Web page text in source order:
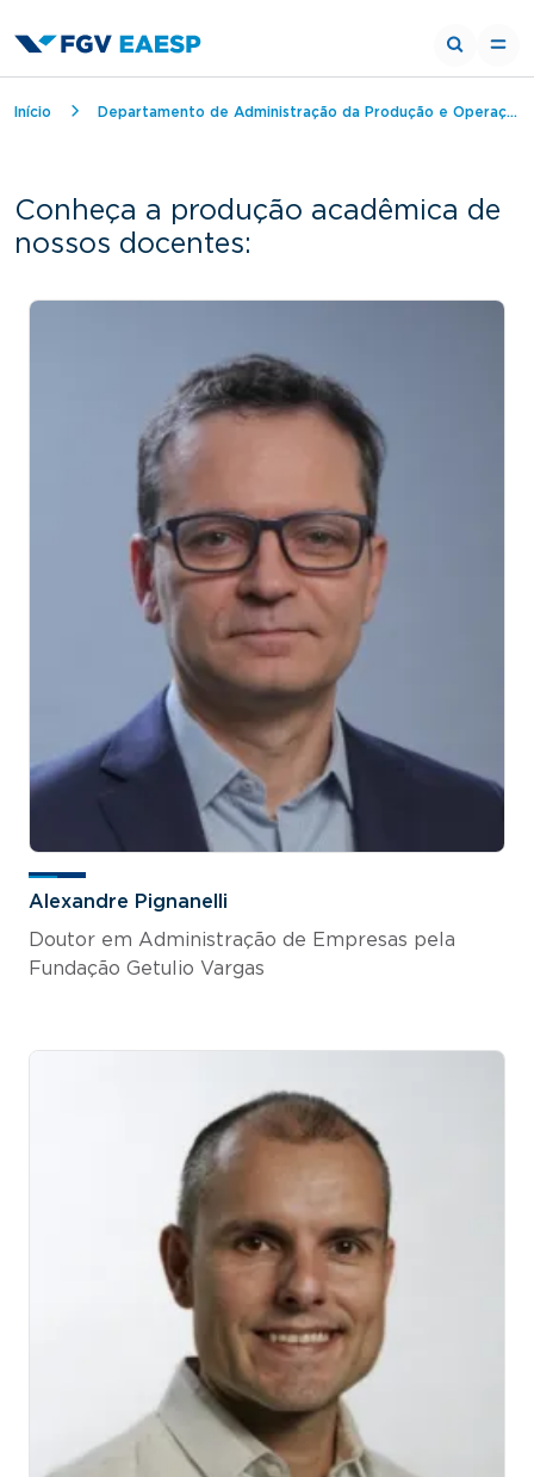
Trilha de navegação
Início Departamento de Administração da Produção e Operações
Conheça a produção acadêmica de
nossos docentes:
Alexandre Pignanelli
Doutor em Administração de Empresas pela
Fundação Getulio Vargas